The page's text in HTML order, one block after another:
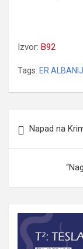
Izvor: B92
Tags: ER
članaka
Napad na